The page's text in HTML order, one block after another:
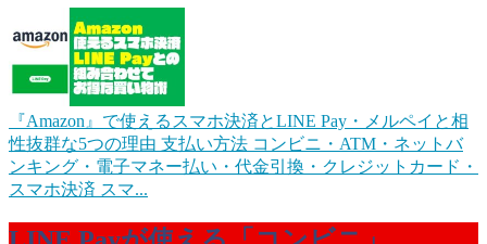
『Amazon』で使えるスマホ決済とLINE Pay・メルペイと相
性抜群な5つの理由 支払い方法 コンビニ・ATM・ネットバ
ンキング・電子マネー払い・代金引換・クレジットカード・
スマホ決済 スマ...